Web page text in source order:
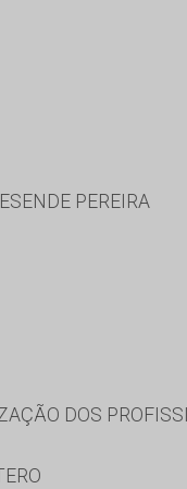
PEREIRA
DOS